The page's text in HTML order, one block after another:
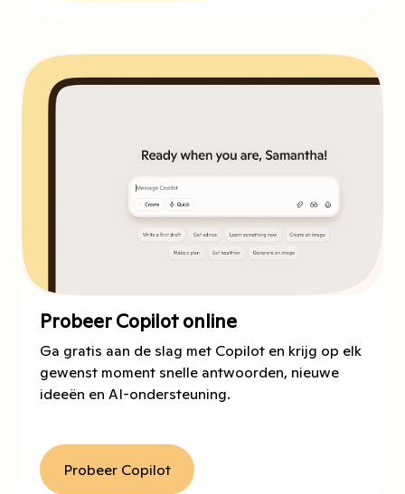
Probeer Copilot online
Ga gratis aan de slag met Copilot en krijg op elk
gewenst moment snelle antwoorden, nieuwe
ideeën en AI-ondersteuning.
Probeer Copilot